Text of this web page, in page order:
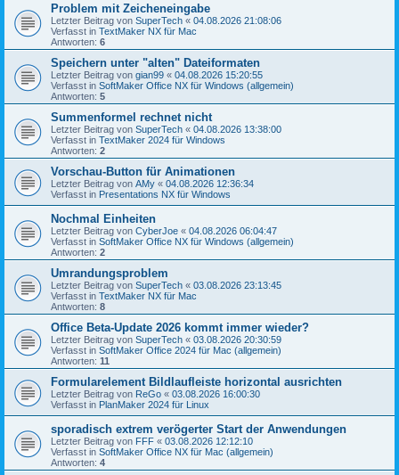
Problem mit Zeicheneingabe
Letzter Beitrag von SuperTech « 04.08.2026 21:08:06
Verfasst in TextMaker NX für Mac
Antworten: 6
Speichern unter "alten" Dateiformaten
Letzter Beitrag von gian99 « 04.08.2026 15:20:55
Verfasst in SoftMaker Office NX für Windows (allgemein)
Antworten: 5
Summenformel rechnet nicht
Letzter Beitrag von SuperTech « 04.08.2026 13:38:00
Verfasst in TextMaker 2024 für Windows
Antworten: 2
Vorschau-Button für Animationen
Letzter Beitrag von AMy « 04.08.2026 12:36:34
Verfasst in Presentations NX für Windows
Nochmal Einheiten
Letzter Beitrag von CyberJoe « 04.08.2026 06:04:47
Verfasst in SoftMaker Office NX für Windows (allgemein)
Antworten: 2
Umrandungsproblem
Letzter Beitrag von SuperTech « 03.08.2026 23:13:45
Verfasst in TextMaker NX für Mac
Antworten: 8
Office Beta-Update 2026 kommt immer wieder?
Letzter Beitrag von SuperTech « 03.08.2026 20:30:59
Verfasst in SoftMaker Office 2024 für Mac (allgemein)
Antworten: 11
Formularelement Bildlaufleiste horizontal ausrichten
Letzter Beitrag von ReGo « 03.08.2026 16:00:30
Verfasst in PlanMaker 2024 für Linux
sporadisch extrem verögerter Start der Anwendungen
Letzter Beitrag von FFF « 03.08.2026 12:12:10
Verfasst in SoftMaker Office NX für Mac (allgemein)
Antworten: 4